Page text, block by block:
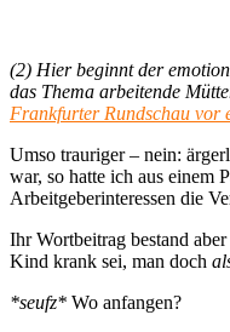
(2) Hier beginnt der
das Thema arbeitende
Frankfurter Rundschau vor
Umso trauriger – nein:
war, so hatte ich aus einem
Arbeitgeberinteressen die
Ihr Wortbeitrag bestand
Kind krank sei, man doch
*seufz* Wo anfangen?